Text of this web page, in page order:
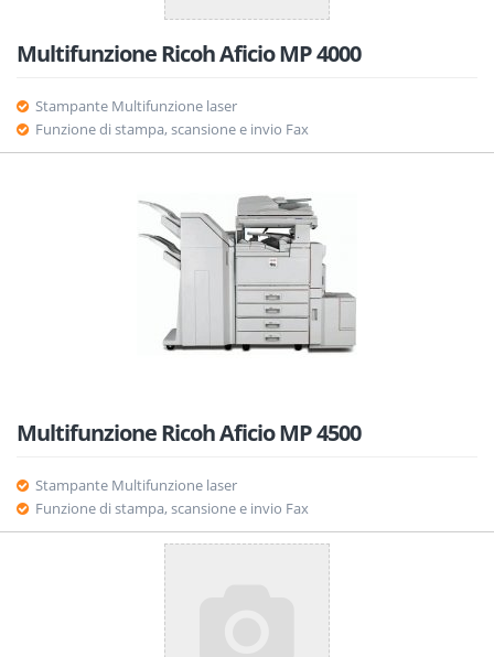
Multifunzione Ricoh Aficio MP 4000
Stampante Multifunzione laser
Funzione di stampa, scansione e invio Fax
Multifunzione Ricoh Aficio MP 4500
Stampante Multifunzione laser
Funzione di stampa, scansione e invio Fax